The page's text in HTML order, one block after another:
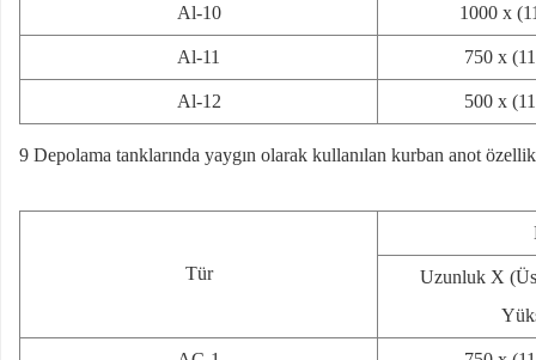
Al-10 1000 x
Al-11 750 x
Al-12 500 x
9 Depolama tanklarında yaygın olarak kullanılan kurban anot
Tür
Uzunluk X